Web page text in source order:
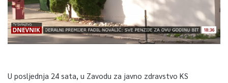
U posljednja 24 sata, u Zavodu za javno zdravstvo KS